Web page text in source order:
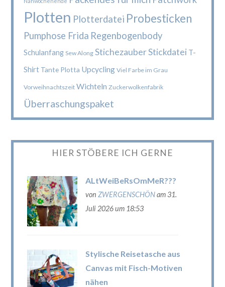
Plotten Plotterdatei Probesticken
Pumphose Frida Regenbogenbody
Schulanfang Sew Along StichezauberStickdatei T-
Shirt Tante Plotta Upcycling Viel Farbe im Grau
Vorweihnachtszeit Wichteln Zuckerwolkenfabrik
Überraschungspaket
HIER STÖBERE ICH GERNE
ALtWeiBeRsOmMeR???
von ZWERGENSCHÖNam 31.
Juli 2026 um 18:53
Stylische Reisetasche aus
Canvas mit Fisch-Motiven
nähen